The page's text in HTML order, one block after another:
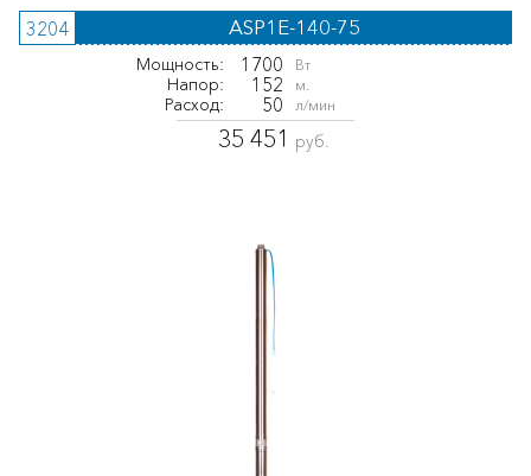
3204 ASP1E-140-75
Мощность: 1700 Вт
Напор: 152 м.
Расход: 50 л/мин
35 451 руб.